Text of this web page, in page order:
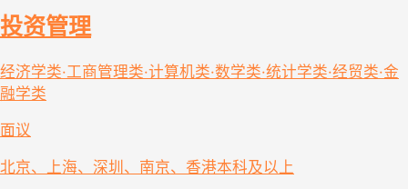
投资管理
经济学类·工商管理类·计算机类·数学类·统计学类·经贸类·金
融学类
面议
北京、上海、深圳、南京、香港本科及以上